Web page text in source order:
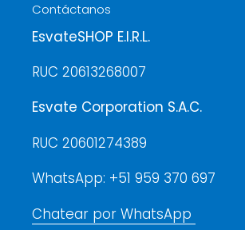
Contáctanos
EsvateSHOP E.I.R.L.
RUC 20613268007
Esvate Corporation S.A.C.
RUC 20601274389
WhatsApp: +51 959 370 697
Chatear por WhatsApp